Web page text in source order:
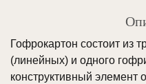
Гофрокартон состоит из
(линейных) и одного
конструктивный элемент